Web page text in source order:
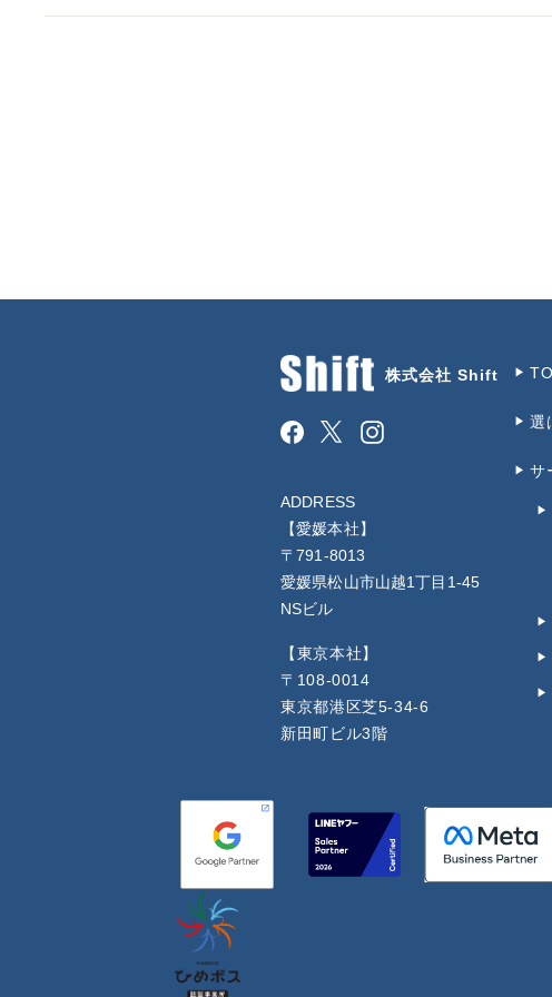
株式会社 Shift
Facebook Instagram
ADDRESS
【愛媛本社】
〒791-8013
愛媛県松山市山越1丁目1-45
NSビル
【東京本社】
〒108-0014
東京都港区芝5-34-6
新田町ビル3階
選
サ